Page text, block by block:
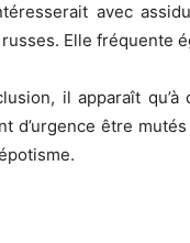
avec
Elle fréquente
il apparaît
d’urgence être